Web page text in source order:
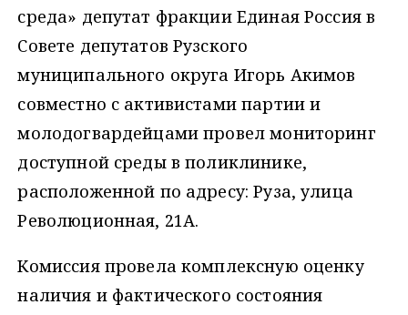
среда» депутат фракции Единая Россия в
Совете депутатов Рузского
муниципального округа Игорь Акимов
совместно с активистами партии и
молодогвардейцами провел мониторинг
доступной среды в поликлинике,
расположенной по адресу: Руза, улица
Революционная, 21А.
Комиссия провела комплексную оценку
наличия и фактического состояния